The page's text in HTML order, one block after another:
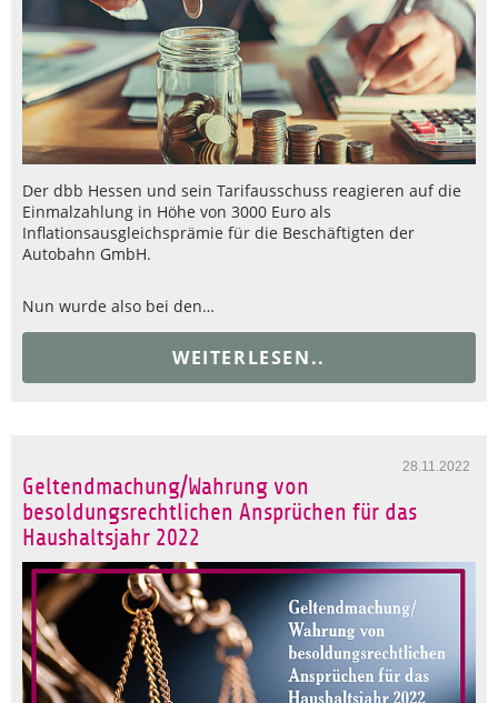
Der dbb Hessen und sein Tarifausschuss reagieren auf die
Einmalzahlung in Höhe von 3000 Euro als
Inflationsausgleichsprämie für die Beschäftigten der
Autobahn GmbH.
Nun wurde also bei den…
WEITERLESEN..
28.11.2022
Geltendmachung/Wahrung von
besoldungsrechtlichen Ansprüchen für das
Haushaltsjahr 2022